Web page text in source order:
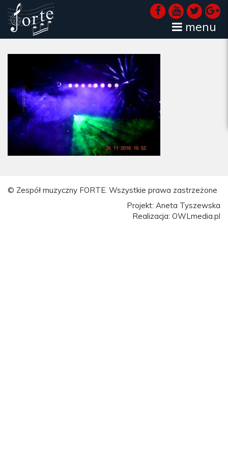
menu
© Zespół muzyczny FORTE. Wszystkie prawa zastrzeżone
Projekt: Aneta Tyszewska
Realizacja: OWLmedia.pl